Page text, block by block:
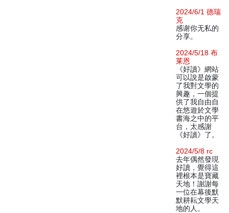
2024/6/1 德瑞
克
感谢你无私的
分享。
2024/5/18 布
莱恩
《好讀》網站
可以說是啟蒙
了我對文學的
興趣，一個提
供了我自由自
在悠遊於文學
書海之中的平
台，太感謝
《好讀》了。
2024/5/8 rc
去年偶然發現
好讀，覺得這
裡根本是寶藏
天地！謝謝每
一位在幕後默
默耕耘文學天
地的人。